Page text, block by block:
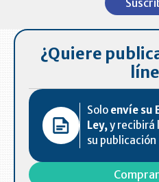
¿Quiere
Solo envíe su
Ley,y recibirá
su publicación